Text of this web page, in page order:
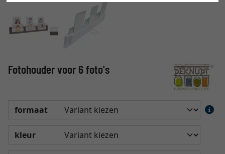
Fotohouder voor 6 foto's
formaat
kleur